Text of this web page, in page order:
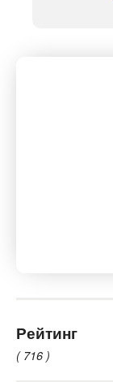
Рейтинг
( 716 )